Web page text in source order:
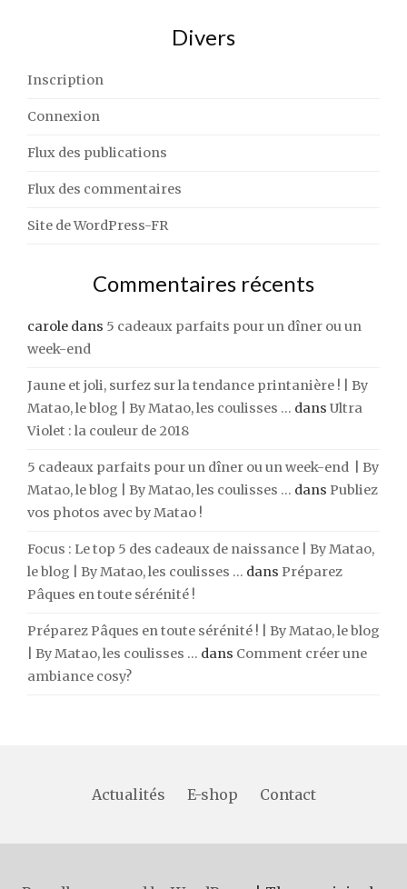
Divers
Inscription
Connexion
Flux des publications
Flux des commentaires
Site de WordPress-FR
Commentaires récents
carole dans 5 cadeaux parfaits pour un dîner ou un
week-end
Jaune et joli, surfez sur la tendance printanière ! | By
Matao, le blog | By Matao, les coulisses ... dans Ultra
Violet : la couleur de 2018
5 cadeaux parfaits pour un dîner ou un week-end | By
Matao, le blog | By Matao, les coulisses ... dans Publiez
vos photos avec by Matao !
Focus : Le top 5 des cadeaux de naissance | By Matao,
le blog | By Matao, les coulisses ... dans Préparez
Pâques en toute sérénité !
Préparez Pâques en toute sérénité ! | By Matao, le blog
| By Matao, les coulisses ... dans Comment créer une
ambiance cosy?
Actualités E-shop Contact